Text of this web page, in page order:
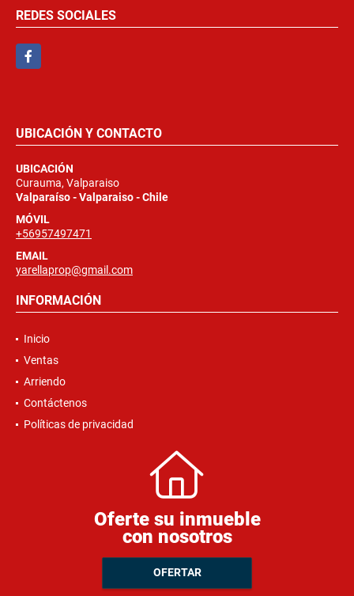
REDES SOCIALES
Facebook
UBICACIÓN Y CONTACTO
UBICACIÓN
Curauma, Valparaiso
Valparaíso - Valparaiso - Chile
MÓVIL
+56957497471
EMAIL
yarellaprop@gmail.com
INFORMACIÓN
Inicio
Ventas
Arriendo
Contáctenos
Políticas de privacidad
Oferte su inmueble
con nosotros
OFERTAR